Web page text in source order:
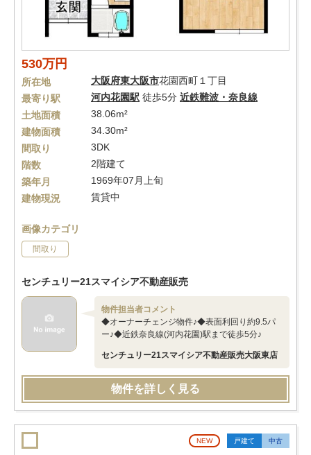
530万円
所在地 大阪府東大阪市花園西町１丁目
最寄り駅
河内花園駅 徒歩5分 近鉄難波・奈良線
土地面積
38.06m²
建物面積
34.30m²
間取り
3DK
階数
2階建て
築年月
1969年07月上旬
建物現況
賃貸中
画像カテゴリ
間取り
センチュリー21スマイシア不動産販売
物件担当者コメント
◆オーナーチェンジ物件♪◆表面利回り約9.5パ
ー♪◆近鉄奈良線(河内花園)駅まで徒歩5分♪
センチュリー21スマイシア不動産販売大阪東店
物件を詳しく見る
NEW 戸建て 中古